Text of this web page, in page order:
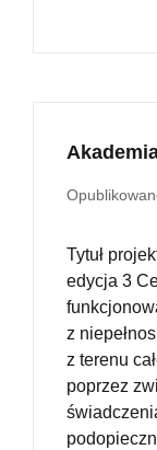
Tytuł
edycja 3
z
z terenu
poprzez